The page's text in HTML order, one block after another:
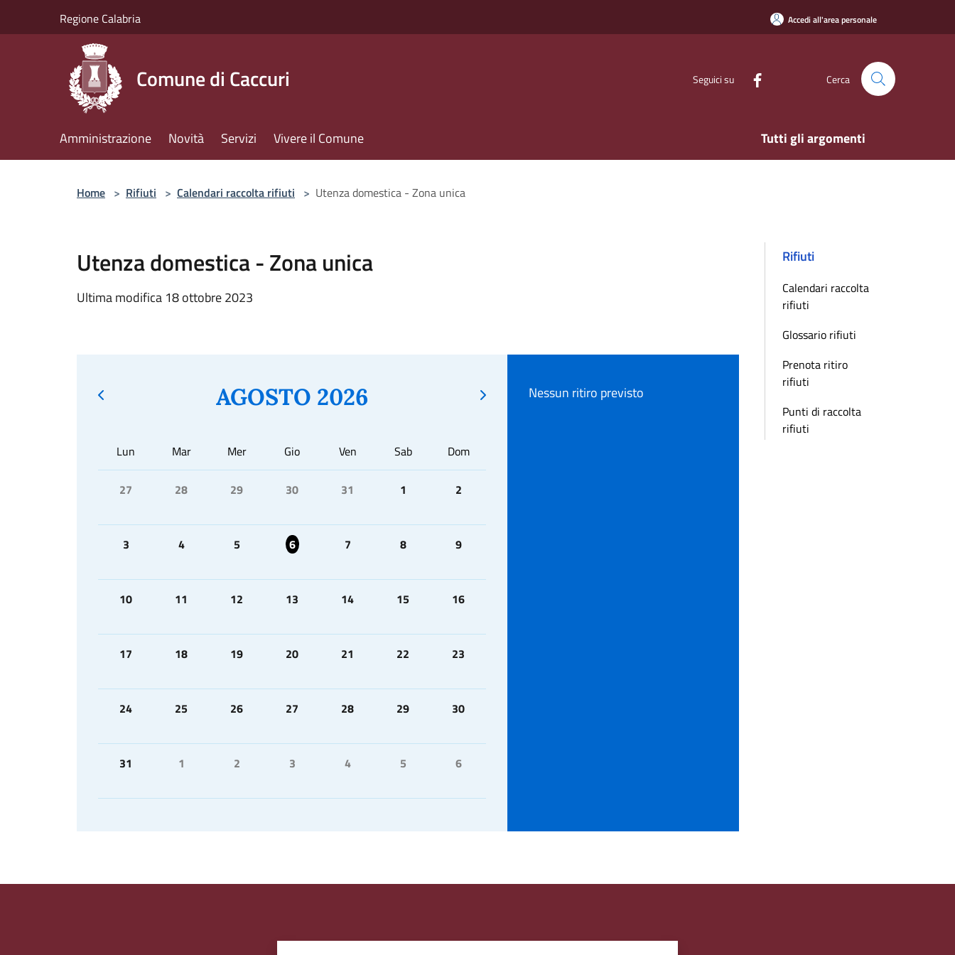
Regione Calabria Accedi all'area personale
Comune di Caccuri Seguici su Cerca
Amministrazione Novità Servizi Vivere il Comune Tutti gli argomenti
Home > Rifiuti > Calendari raccolta rifiuti > Utenza domestica - Zona unica
Utenza domestica - Zona unica
Ultima modifica 18 ottobre 2023
AGOSTO 2026
Lun Mar Mer Gio Ven Sab Dom
27 28 29 30 31 1 2
3 4 5 6 7 8 9
10 11 12 13 14 15 16
17 18 19 20 21 22 23
24 25 26 27 28 29 30
31 1 2 3 4 5 6
Nessun ritiro previsto
Rifiuti
Calendari raccolta
rifiuti
Glossario rifiuti
Prenota ritiro
rifiuti
Punti di raccolta
rifiuti